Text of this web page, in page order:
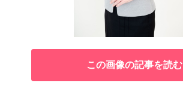
この画像の記事を読む